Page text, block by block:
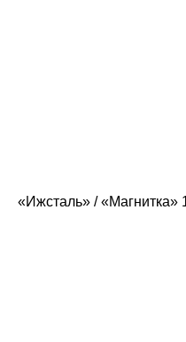
«Ижсталь» / «Магнитка»